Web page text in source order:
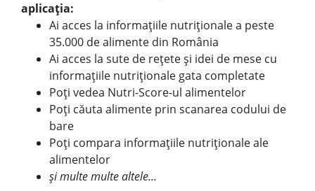
aplicația:
Ai acces la informațiile nutriționale a peste
35.000 de alimente din România
Ai acces la sute de rețete și idei de mese cu
informațiile nutriționale gata completate
Poți vedea Nutri-Score-ul alimentelor
Poți căuta alimente prin scanarea codului de
bare
Poți compara informațiile nutriționale ale
alimentelor
și multe multe altele...